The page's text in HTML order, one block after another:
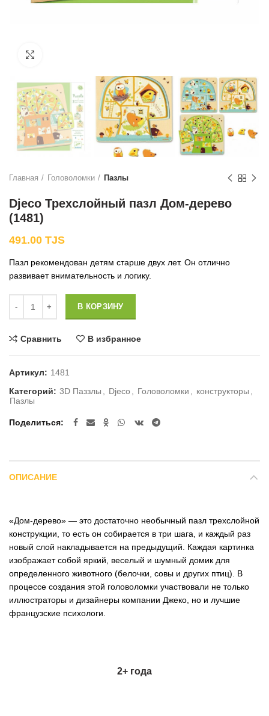
Главная Головоломки Пазлы
Djeco Трехслойный пазл Дом-дерево
(1481)
491.00 TJS
Пазл рекомендован детям старше двух лет. Он отлично
развивает внимательность и логику.
В КОРЗИНУ
Сравнить В избранное
Артикул: 1481
Категорий: 3D Паззлы Djeco Головоломки конструкторы
Пазлы
Поделиться
ОПИСАНИЕ
«Дом-дерево» — это достаточно необычный пазл трехслойной
конструкции, то есть он собирается в три шага, и каждый раз
новый слой накладывается на предыдущий. Каждая картинка
изображает собой яркий, веселый и шумный домик для
определенного животного (белочки, совы и других птиц). В
процессе создания этой головоломки участвовали не только
иллюстраторы и дизайнеры компании Джеко, но и лучшие
французские психологи.
2+ года